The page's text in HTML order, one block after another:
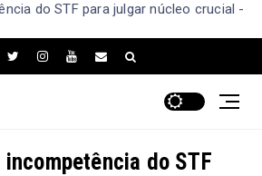
do STF para julgar núcleo crucial -
incompetência do STF